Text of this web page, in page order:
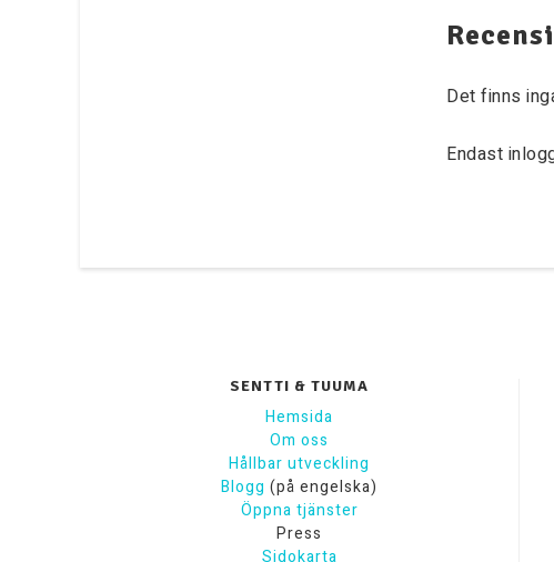
Det finns
Endast
SENTTI & TUUMA
Hemsida
Om oss
Hållbar utveckling
Blogg (på engelska)
Öppna tjänster
Press
Sidokarta